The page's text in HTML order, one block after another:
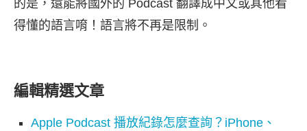
的是，還能將國外的 Podcast 翻譯成中文或其他看
得懂的語言唷！語言將不再是限制。
編輯精選文章
Apple Podcast 播放紀錄怎麼查詢？iPhone、